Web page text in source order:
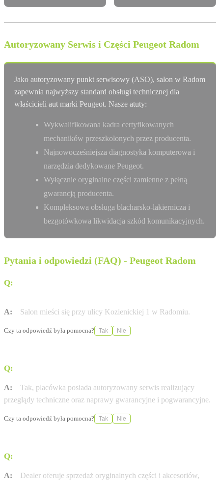
Autoryzowany Serwis i Części Peugeot Radom
Jako autoryzowany punkt serwisowy (ASO), salon w Radom
zapewnia najwyższy standard obsługi technicznej dla
właścicieli aut marki Peugeot. Nasze atuty:
Wykwalifikowana kadra certyfikowanych
mechaników przeszkolonych przez producenta.
Najnowocześniejsza diagnostyka komputerowa i
narzędzia dedykowane Peugeot.
Wyłącznie oryginalne części zamienne z pełną
gwarancją producenta.
Kompleksowa obsługa blacharsko-lakiernicza i
bezgotówkowa likwidacja szkód komunikacyjnych.
Pytania i odpowiedzi (FAQ) - Peugeot Radom
Q:
A: Salon mieści się przy ulicy Kozienickiej 1 w Radomiu.
Czy ta odpowiedź była pomocna? Tak Nie
Q:
A:
Tak, placówka posiada autoryzowany serwis realizujący
przeglądy techniczne oraz naprawy gwarancyjne i pogwarancyjne.
Czy ta odpowiedź była pomocna? Tak Nie
Q:
A:
Dealer oferuje sprzedaż oryginalnych części i akcesoriów,